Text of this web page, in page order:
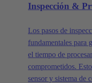
Inspección &
Los pasos de
fundamentales para
el tiempo de
comprometidos.
sensor y sistema de